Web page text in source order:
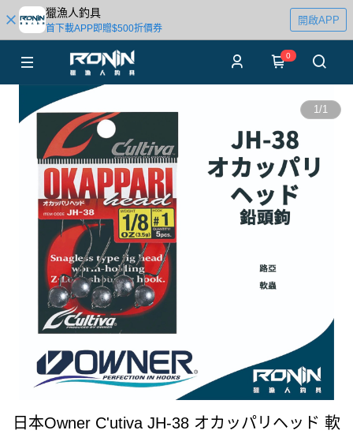
獵漁人釣具
首下載APP即贈$500折價券
開啟APP
0
1/1
日本Owner C'utiva JH-38 オカッパリヘッド 軟